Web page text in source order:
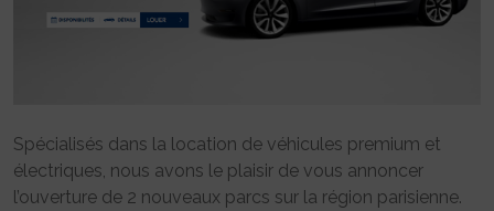
Spécialisés dans la location de véhicules premium et
électriques, nous avons le plaisir de vous annoncer
l’ouverture de 2 nouveaux parcs sur la région parisienne.